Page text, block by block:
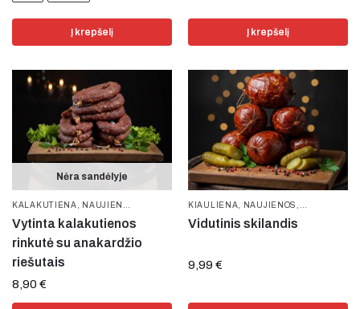
Į krepšelį Į krepšelį
Nėra sandėlyje
KALAKUTIENA NAUJIENOS VYTINTA MĖSA
Vytinta kalakutienos
rinkutė su anakardžio
riešutais
8,90 €
KIAULIENA NAUJIENOS
Vidutinis skilandis
9,99 €